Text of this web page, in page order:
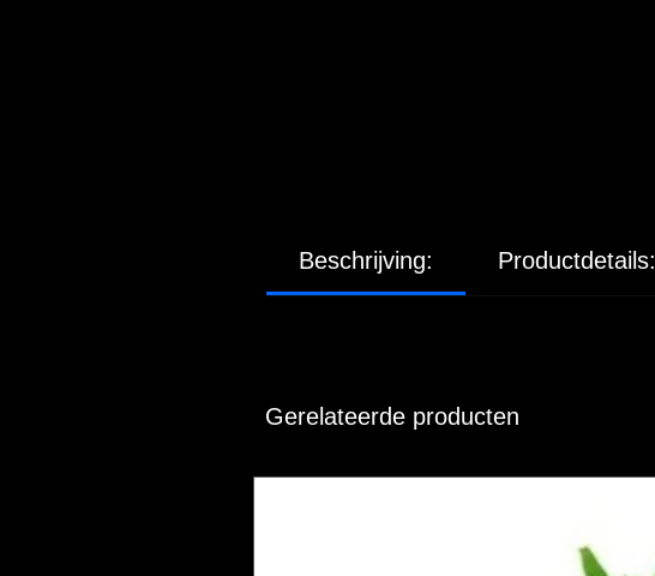
Beschrijving: Productdetails:
Gerelateerde producten